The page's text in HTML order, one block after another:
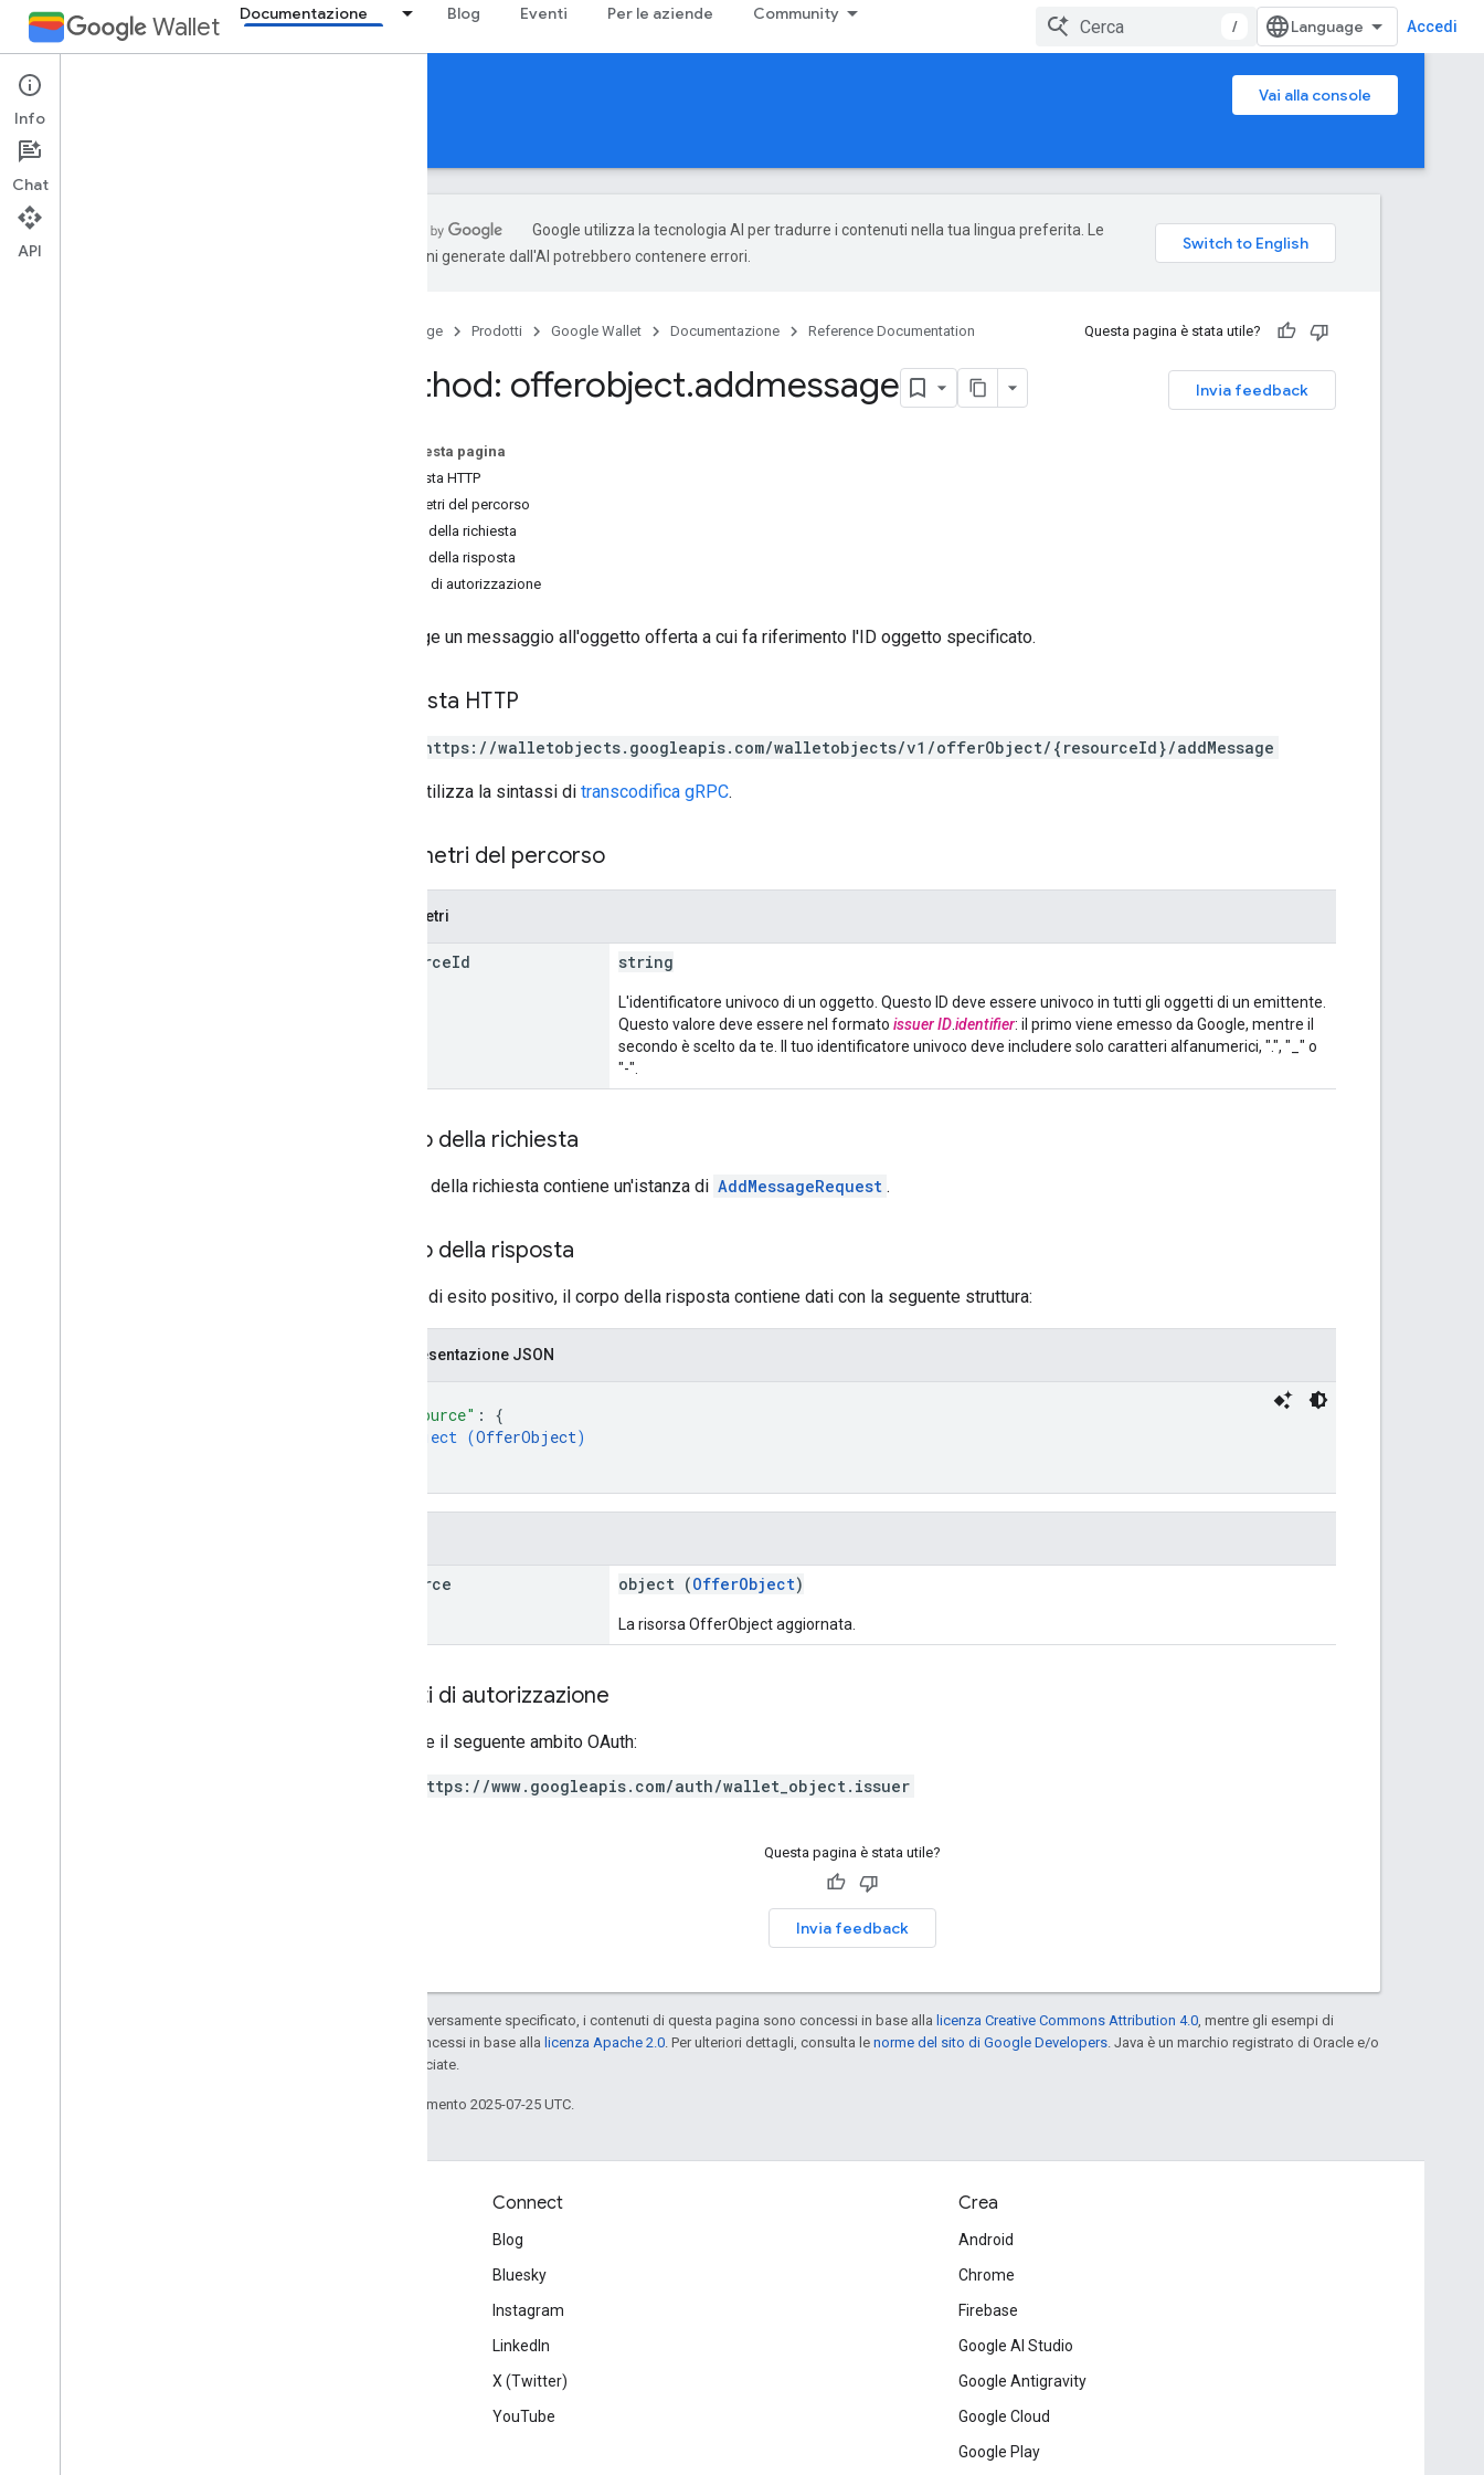
Wallet Documentazione Blog Eventi Per le aziende Community
/ Accedi
Reference Documentation
Vai alla console
REST
Google utilizza la tecnologia AI per tradurre i contenuti nella tua lingua preferita. Le
traduzioni generate dall'AI potrebbero contenere errori.
Home page Prodotti Google Wallet Documentazione Reference Documentation Questa pagina è stata utile?
Invia feedback
Method: offerobject.addmessage
Su questa pagina
Richiesta HTTP
Parametri del percorso
Corpo della richiesta
Corpo della risposta
Ambiti di autorizzazione
Aggiunge un messaggio all'oggetto offerta a cui fa riferimento l'ID oggetto specificato.
Richiesta HTTP
POST https://walletobjects.googleapis.com/walletobjects/v1/offerObject/{resourceId}/addMessage
L'URL utilizza la sintassi di transcodifica gRPC.
Parametri del percorso
Parametri
resourceId string
L'identificatore univoco di un oggetto. Questo ID deve essere univoco in tutti gli oggetti di un emittente.
Questo valore deve essere nel formato issuer IDidentifier: il primo viene emesso da Google, mentre il
secondo è scelto da te. Il tuo identificatore univoco deve includere solo caratteri alfanumerici, ".", "_" o
"-".
Corpo della richiesta
Il corpo della richiesta contiene un'istanza di AddMessageRequest .
Corpo della risposta
In caso di esito positivo, il corpo della risposta contiene dati con la seguente struttura:
Rappresentazione JSON
"resource" : {
object (OfferObject)
resource object (OfferObject)
La risorsa OfferObject aggiornata.
Ambiti di autorizzazione
Richiede il seguente ambito OAuth:
https://www.googleapis.com/auth/wallet_object.issuer
Questa pagina è stata utile?
Invia feedback
Salvo quando diversamente specificato, i contenuti di questa pagina sono concessi in base alla licenza Creative Commons Attribution 4.0 , mentre gli esempi di
codice sono concessi in base alla licenza Apache 2.0 . Per ulteriori dettagli, consulta le norme del sito di Google Developers . Java è un marchio registrato di Oracle e/o
delle sue consociate.
Ultimo aggiornamento 2025-07-25 UTC.
Connect
Blog
Bluesky
Instagram
LinkedIn
X (Twitter)
YouTube
Crea
Android
Chrome
Firebase
Google AI Studio
Google Antigravity
Google Cloud
Google Play
Info
Chat
API